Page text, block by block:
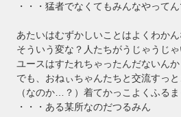
・・・猛者でなくてもみんなやって
あたいはむずかしいことはよくわかん
そういう変な？人たちがうじゃうじゃ
ユースはすたれちゃったんだないんか
でも、おねぃちゃんたちと交流すっ
（なのか…？）着てかっこよくふるま
・・・ある某所なのだつるみん